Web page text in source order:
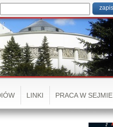
LINKI PRACA W SEJMIE